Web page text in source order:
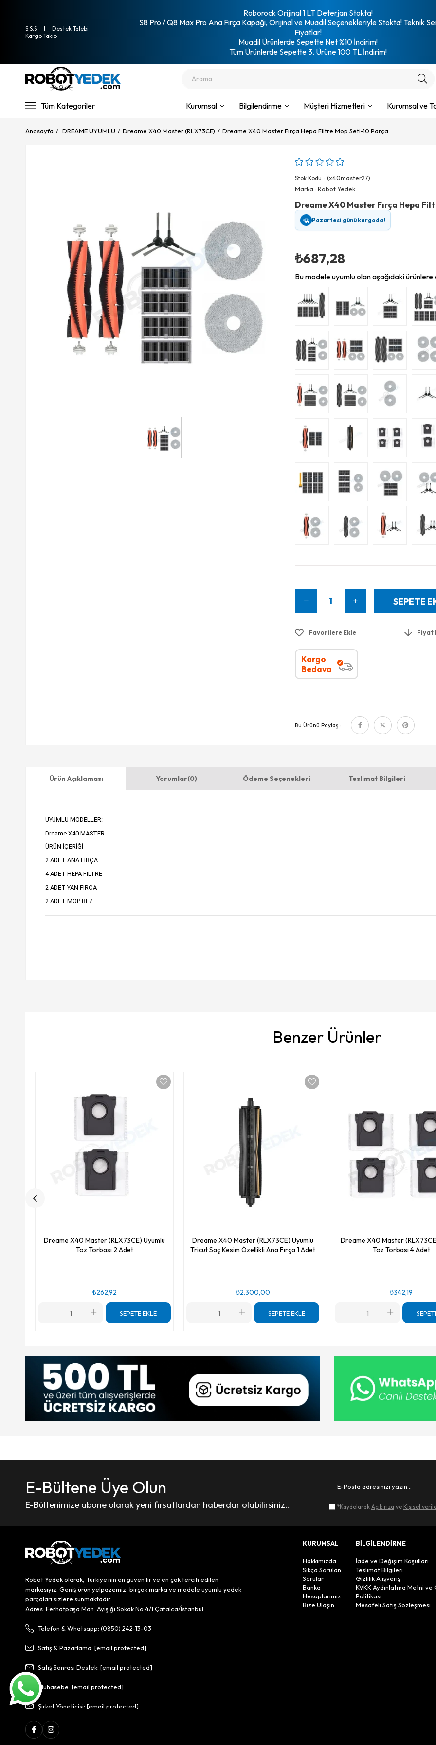
S.S.S
Destek Talebi
Kargo Takip
Roborock Orijinal 1 LT Deterjan Stokta!
S8 Pro / Q8 Max Pro Ana Fırça Kapağı, Orijinal ve Muadil Seçenekleriyle Stokta! Teknik
Fiyatlar!
Muadil Ürünlerde Sepette Net %10 İndirim!
Tüm Ürünlerde Sepette 3. Ürüne 100 TL İndirim!
Tüm Kategoriler Kurumsal Bilgilendirme Müşteri Hizmetleri Kurumsal ve
Anasayfa DREAME UYUMLU Dreame X40 Master (RLX73CE) Dreame X40 Master Fırça Hepa Filtre Mop Seti-10 Parça
Stok Kodu
(x40master27)
Marka : Robot Yedek
Dreame X40 Master Fırça Hepa
Pazartesi günü kargoda!
₺687,28
Bu modele uyumlu olan aşağıdaki
Favorilere Ekle Fiyat
Kargo
Bedava
Bu Ürünü Paylaş :
Ürün Açıklaması Yorumlar(0) Ödeme Seçenekleri Teslimat Bilgileri
UYUMLU MODELLER:
Dreame X40 MASTER
ÜRÜN İÇERİĞİ
2 ADET ANA FIRÇA
4 ADET HEPA FİLTRE
2 ADET YAN FIRÇA
2 ADET MOP BEZ
Benzer Ürünler
Dreame X40 Master (RLX73CE) Uyumlu
Toz Torbası 2 Adet
₺262,92
SEPETE EKLE
Dreame X40 Master (RLX73CE) Uyumlu
Tricut Saç Kesim Özellikli Ana Fırça 1 Adet
₺2.300,00
SEPETE EKLE
Dreame X40 Master
Toz Torbası 4 Adet
₺342,19
E-Bültene Üye Olun
E-Bültenimize abone olarak yeni fırsatlardan haberdar olabilirsiniz.. *Kaydolarak Açık rıza ve Kişisel
Robot Yedek olarak, Türkiye’nin en güvenilir ve en çok tercih edilen
markasıyız. Geniş ürün yelpazemiz, birçok marka ve modele uyumlu yedek
parçaları sizlere sunmaktadır.
Adres: Ferhatpaşa Mah. Ayışığı Sokak No:4/1 Çatalca/İstanbul
Telefon & Whatsapp: (0850) 242-13-03
Satış & Pazarlama: [email protected]
Satış Sonrası Destek: [email protected]
Muhasebe: [email protected]
Şirket Yöneticisi: [email protected]
KURUMSAL
Hakkımızda
Sıkça Sorulan
Sorular
Banka
Hesaplarımız
Bize Ulaşın
BİLGİLENDİRME
İade ve Değişim Koşulları
Teslimat Bilgileri
Gizlilik Alışveriş
KVKK Aydınlatma Metni ve
Politikası
Mesafeli Satış Sözleşmesi